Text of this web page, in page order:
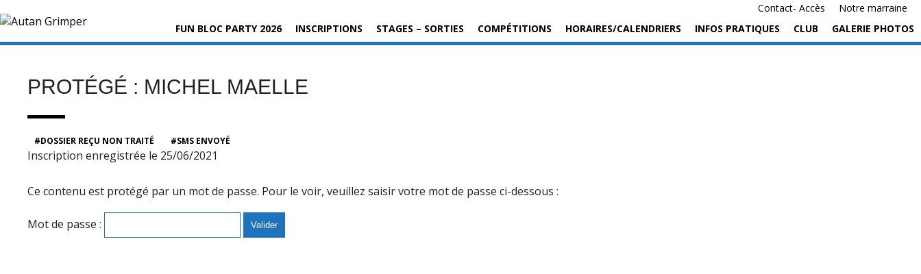
to
Contact- Accès
Notre marraine
FUN BLOC PARTY 2026
INSCRIPTIONS STAGES – SORTIES COMPÉTITIONS HORAIRES/CALENDRIERS INFOS PRATIQUES CLUB GALERIE PHOTOS
PROTÉGÉ : MICHEL MAELLE
DOSSIER REÇU NON TRAITÉ SMS ENVOYÉ
Inscription enregistrée le 25/06/2021
Ce contenu est protégé par un mot de passe. Pour le voir, veuillez saisir votre mot de passe ci-dessous :
Mot de passe :